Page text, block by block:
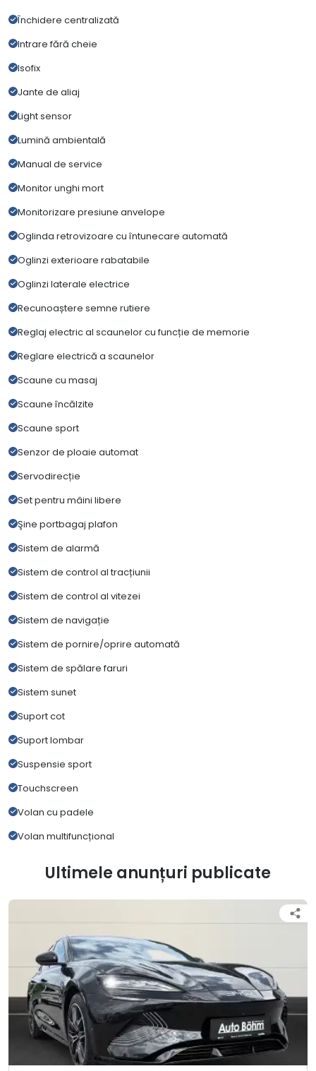
Închidere centralizată
Intrare fără cheie
Isofix
Jante de aliaj
Light sensor
Lumină ambientală
Manual de service
Monitor unghi mort
Monitorizare presiune anvelope
Oglinda retrovizoare cu întunecare automată
Oglinzi exterioare rabatabile
Oglinzi laterale electrice
Recunoaștere semne rutiere
Reglaj electric al scaunelor cu funcție de memorie
Reglare electrică a scaunelor
Scaune cu masaj
Scaune încălzite
Scaune sport
Senzor de ploaie automat
Servodirecție
Set pentru mâini libere
Şine portbagaj plafon
Sistem de alarmă
Sistem de control al tracțiunii
Sistem de control al vitezei
Sistem de navigație
Sistem de pornire/oprire automată
Sistem de spălare faruri
Sistem sunet
Suport cot
Suport lombar
Suspensie sport
Touchscreen
Volan cu padele
Volan multifuncțional
Ultimele anunțuri publicate